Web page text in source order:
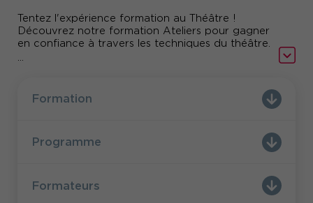
Tentez l'expérience formation au Théâtre !
Découvrez notre formation Ateliers pour gagner
en confiance à travers les techniques du théâtre.
l'oral grâce à des ateliers de théâtre dynamiques,
visant à perfectionner votre expression verbale
charisme, à gagner en force de conviction et à
Formation développer sa confiance en soi
Formation
Programme
Formateurs